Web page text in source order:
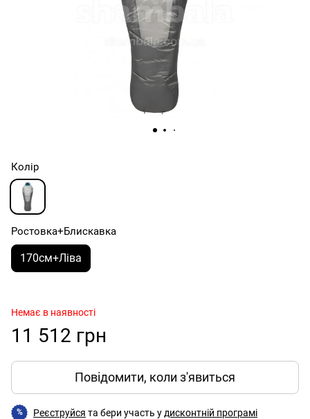
Колір
Ростовка+Блискавка
170см+Ліва
Немає в наявності
11 512 грн
Повідомити, коли з'явиться
% Реєструйся та бери участь у дисконтній програмі